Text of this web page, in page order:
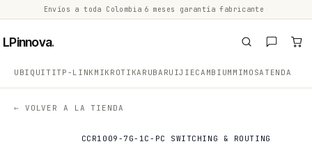
Envíos a toda Colombia 6 meses garantía fabricante
LPinnova.
UBIQUITITP-LINK MIKROTIKARUBA RUIJIECAMBIUM MIMOSATENDA
← VOLVER A LA TIENDA
CCR1009-7G-1C-PC SWITCHING & ROUTING